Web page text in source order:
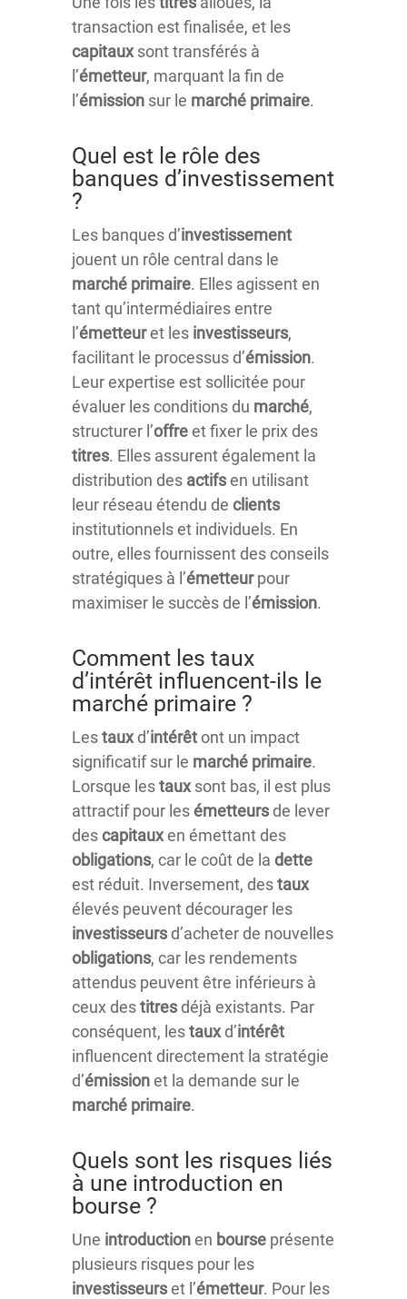
transaction est finalisée, et les
capitauxsont transférés à
l’émetteur, marquant la fin de
l’émission sur le marché primaire.
Quel est le rôle des
banques d’investissement
?
Les banques d’investissement
jouent un rôle central dans le
marché primaire. Elles agissent en
tant qu’intermédiaires entre
l’émetteuret les investisseurs,
facilitant le processus d’émission.
Leur expertise est sollicitée pour
évaluer les conditions du marché,
structurer l’offreet fixer le prix des
titres. Elles assurent également la
distribution des actifsen utilisant
leur réseau étendu de clients
institutionnels et individuels. En
outre, elles fournissent des conseils
stratégiques à l’émetteurpour
maximiser le succès de l’émission.
Comment les taux
d’intérêt influencent-ils le
marché primaire ?
Lestauxd’intérêtont un impact
significatif sur le marché primaire.
Lorsque lestauxsont bas, il est plus
attractif pour lesémetteurs de lever
descapitauxen émettant des
obligations, car le coût de la dette
est réduit. Inversement, destaux
élevés peuvent décourager les
investisseurs d’acheter de nouvelles
obligations, car les rendements
attendus peuvent être inférieurs à
ceux destitres déjà existants. Par
conséquent, lestauxd’intérêt
influencent directement la stratégie
d’émissionet la demande sur le
marché primaire.
Quels sont les risques liés
à une introduction en
bourse ?
Une introductionen bourse présente
plusieurs risques pour les
investisseurset l’émetteur. Pour les